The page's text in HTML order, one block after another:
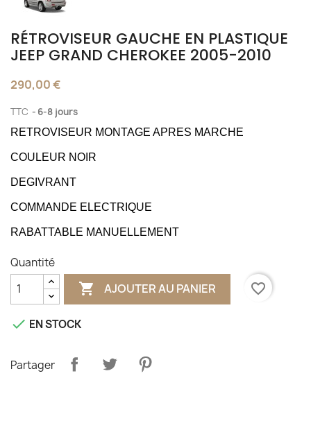
RÉTROVISEUR GAUCHE EN PLASTIQUE
JEEP GRAND CHEROKEE 2005-2010
290,00 €
TTC 6-8 jours
RETROVISEUR MONTAGE APRES MARCHE
COULEUR NOIR
DEGIVRANT
COMMANDE ELECTRIQUE
RABATTABLE MANUELLEMENT
Quantité
 AJOUTER AU PANIER favorite_border
 EN STOCK
Partager